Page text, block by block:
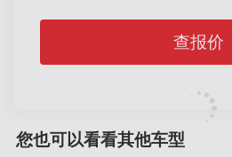
查报价
您也可以看看其他车型